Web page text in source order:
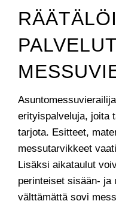
PALVELUT
erityispalveluja, joita
tarjota. Esitteet,
messutarvikkeet
Lisäksi aikataulut
perinteiset sisään- ja
välttämättä sovi